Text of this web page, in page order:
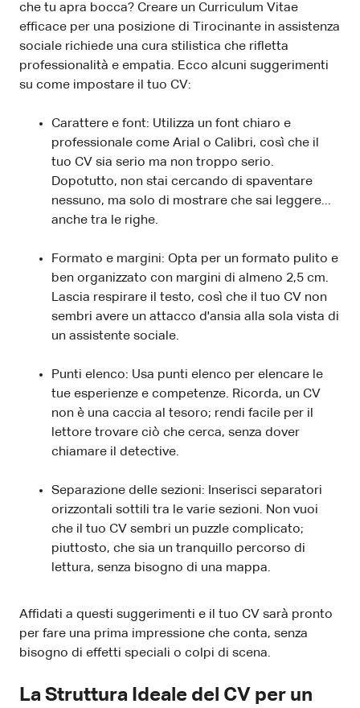
che tu apra bocca? Creare un Curriculum Vitae
efficace per una posizione di Tirocinante in assistenza
sociale richiede una cura stilistica che rifletta
professionalità e empatia. Ecco alcuni suggerimenti
su come impostare il tuo CV:
Carattere e font: Utilizza un font chiaro e
professionale come Arial o Calibri, così che il
tuo CV sia serio ma non troppo serio.
Dopotutto, non stai cercando di spaventare
nessuno, ma solo di mostrare che sai leggere...
anche tra le righe.
Formato e margini: Opta per un formato pulito e
ben organizzato con margini di almeno 2,5 cm.
Lascia respirare il testo, così che il tuo CV non
sembri avere un attacco d'ansia alla sola vista di
un assistente sociale.
Punti elenco: Usa punti elenco per elencare le
tue esperienze e competenze. Ricorda, un CV
non è una caccia al tesoro; rendi facile per il
lettore trovare ciò che cerca, senza dover
chiamare il detective.
Separazione delle sezioni: Inserisci separatori
orizzontali sottili tra le varie sezioni. Non vuoi
che il tuo CV sembri un puzzle complicato;
piuttosto, che sia un tranquillo percorso di
lettura, senza bisogno di una mappa.
Affidati a questi suggerimenti e il tuo CV sarà pronto
per fare una prima impressione che conta, senza
bisogno di effetti speciali o colpi di scena.
La Struttura Ideale del CV per un